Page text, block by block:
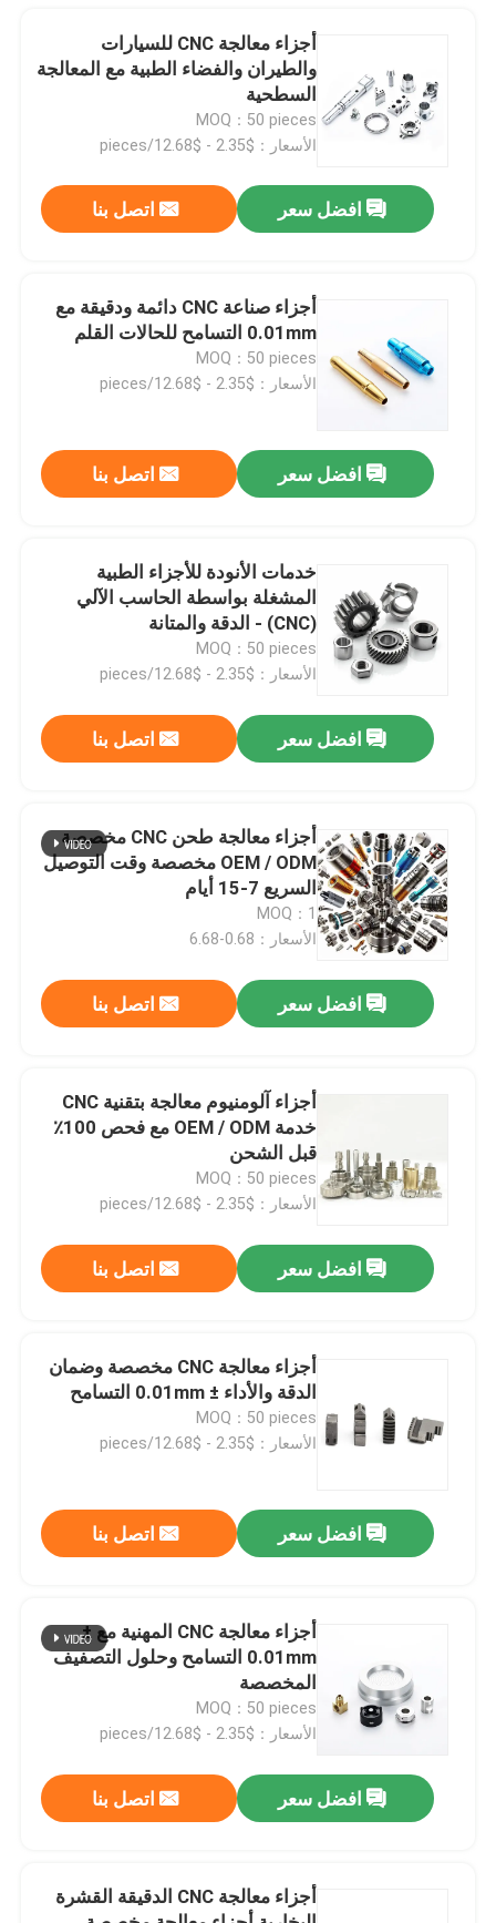
المنزل
فيديوهات
جولة في المصنع
اتصل بنا
أخبار
أجزاء الطحن باستخدام الحاسب الآلي
أجزاء معالجة CNC للسيارات
والطيران والفضاء الطبية مع المعالجة
السطحية
MOQ：50 pieces
الأسعار：$2.35 - $12.68/pieces
افضل سعر اتصل بنا
أجزاء صناعة CNC دائمة ودقيقة مع
0.01mm التسامح للحالات القلم
MOQ：50 pieces
الأسعار：$2.35 - $12.68/pieces
افضل سعر اتصل بنا
خدمات الأنودة للأجزاء الطبية
المشغلة بواسطة الحاسب الآلي
(CNC) - الدقة والمتانة
MOQ：50 pieces
الأسعار：$2.35 - $12.68/pieces
افضل سعر اتصل بنا
أجزاء معالجة طحن CNC مخصصة
OEM / ODM مخصصة وقت التوصيل
السريع 7-15 أيام
MOQ：1
الأسعار：0.68-6.68
افضل سعر اتصل بنا
أجزاء آلومنيوم معالجة بتقنية CNC
خدمة OEM / ODM مع فحص 100٪
قبل الشحن
MOQ：50 pieces
الأسعار：$2.35 - $12.68/pieces
افضل سعر اتصل بنا
أجزاء معالجة CNC مخصصة وضمان
الدقة والأداء ± 0.01mm التسامح
MOQ：50 pieces
الأسعار：$2.35 - $12.68/pieces
افضل سعر اتصل بنا
أجزاء معالجة CNC المهنية مع ±
0.01mm التسامح وحلول التصفيف
المخصصة
MOQ：50 pieces
الأسعار：$2.35 - $12.68/pieces
افضل سعر اتصل بنا
أجزاء معالجة CNC الدقيقة القشرة